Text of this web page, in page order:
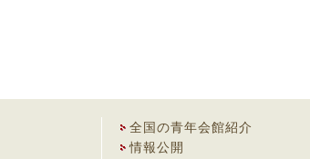
全国の青年会館紹介
情報公開